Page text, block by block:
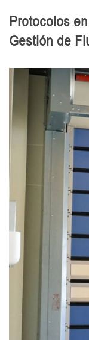
Protocolos
Gestión de